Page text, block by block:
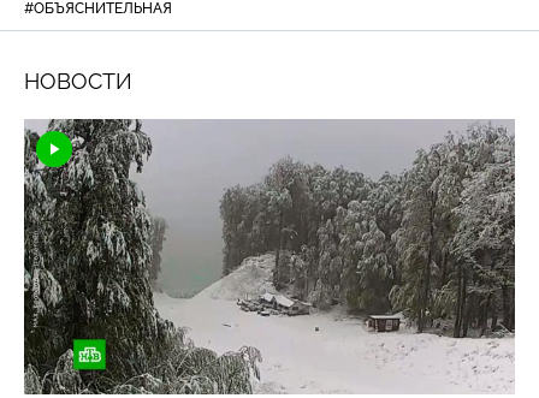
#ОБЪЯСНИТЕЛЬНАЯ
НОВОСТИ